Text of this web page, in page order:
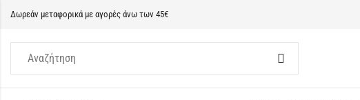
Δωρεάν μεταφορικά με αγορές άνω των 45€